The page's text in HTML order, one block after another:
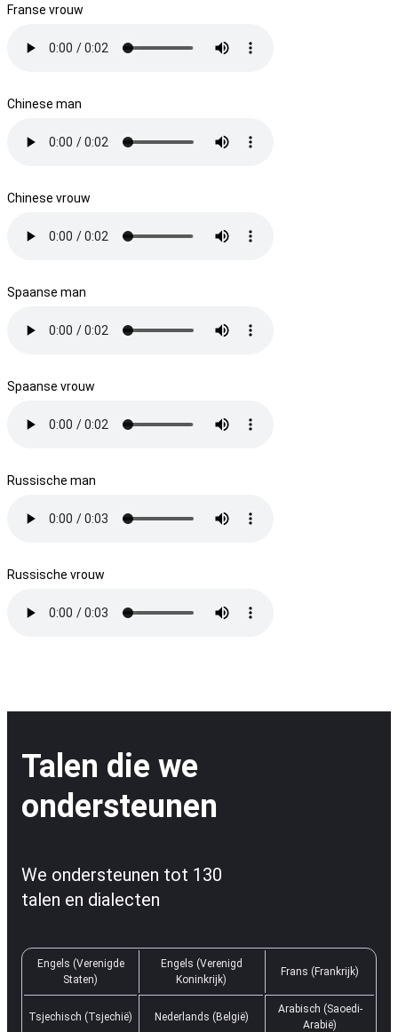
Franse vrouw
Chinese man
Chinese vrouw
Spaanse man
Spaanse vrouw
Russische man
Russische vrouw
Talen die we
ondersteunen
We ondersteunen tot 130
talen en dialecten
Engels (Verenigde
Staten)
Engels (Verenigd
Koninkrijk)
Frans (Frankrijk)
Tsjechisch (Tsjechië) Nederlands (België)
Arabisch (Saoedi-
Arabië)